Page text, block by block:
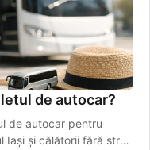
de autocar?
de autocar pentru
Iași și călătorii fără stres